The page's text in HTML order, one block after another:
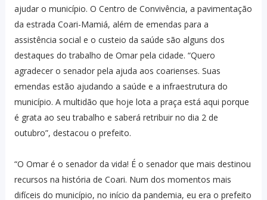
ajudar o município. O Centro de Convivência, a pavimentação
da estrada Coari-Mamiá, além de emendas para a
assistência social e o custeio da saúde são alguns dos
destaques do trabalho de Omar pela cidade. “Quero
agradecer o senador pela ajuda aos coarienses. Suas
emendas estão ajudando a saúde e a infraestrutura do
município. A multidão que hoje lota a praça está aqui porque
é grata ao seu trabalho e saberá retribuir no dia 2 de
outubro”, destacou o prefeito.
“O Omar é o senador da vida! É o senador que mais destinou
recursos na história de Coari. Num dos momentos mais
difíceis do município, no início da pandemia, eu era o prefeito